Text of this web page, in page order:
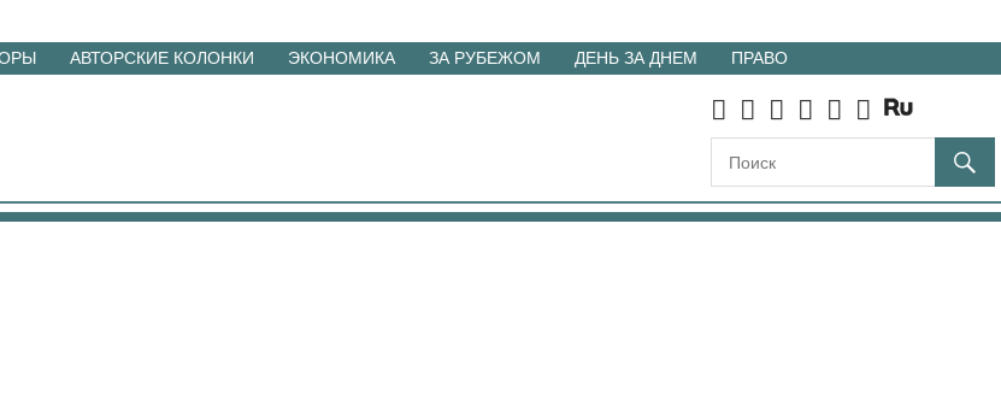
АВТОРСКИЕ КОЛОНКИ ЭКОНОМИКА ЗА РУБЕЖОМ ДЕНЬ ЗА ДНЕМ ПРАВО